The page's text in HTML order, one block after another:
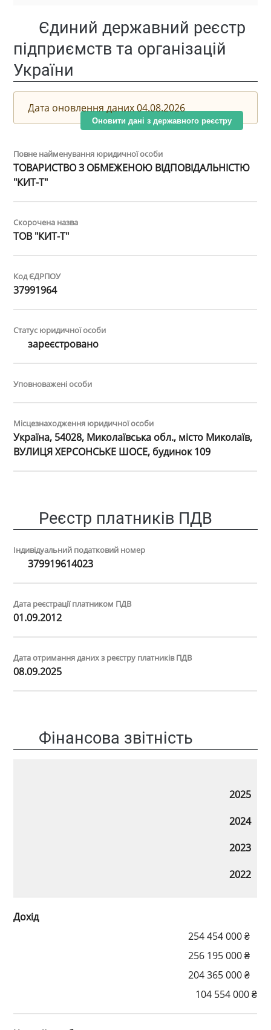
Єдиний державний реєстр
підприємств та організацій
України
Дата оновлення даних 04.08.2026
Оновити дані з державного реєстру
Повне найменування юридичної особи
ТОВАРИСТВО З ОБМЕЖЕНОЮ ВІДПОВІДАЛЬНІСТЮ
"КИТ-Т"
Скорочена назва
ТОВ "КИТ-Т"
Код ЄДРПОУ
37991964
Статус юридичної особи
зареєстровано
Уповноважені особи
Місцезнаходження юридичної особи
Україна, 54028, Миколаївська обл., місто Миколаїв,
ВУЛИЦЯ ХЕРСОНСЬКЕ ШОСЕ, будинок 109
Реєстр платників ПДВ
Індивідуальний податковий номер
379919614023
Дата реєстрації платником ПДВ
01.09.2012
Дата отримання даних з реєстру платників ПДВ
08.09.2025
Фінансова звітність
2025
2024
2023
2022
Дохід
254 454 000 ₴
256 195 000 ₴
204 365 000 ₴
104 554 000 ₴